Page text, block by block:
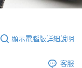
顯示電腦版詳細說明
客服